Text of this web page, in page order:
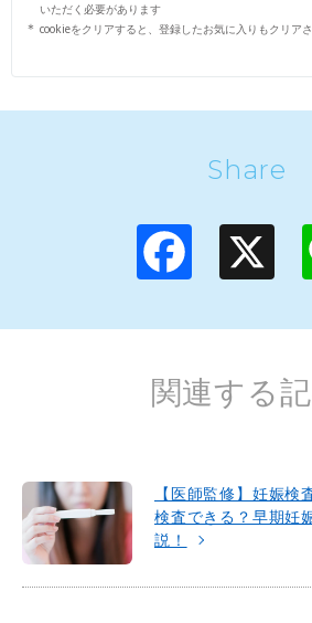
いただく必要があります
cookieをクリアすると、登録したお気に入りもクリアさ
Share
関連する
【医師監修】妊娠検
検査できる？早期妊
説！